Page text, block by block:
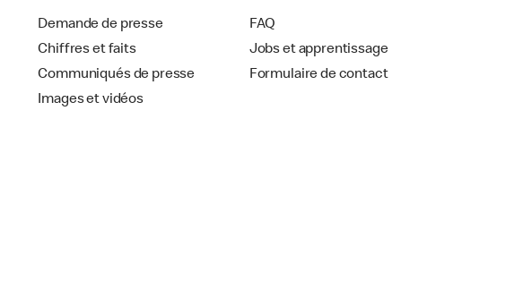
Demande de presse
Chiffres et faits
Communiqués de presse
Images et vidéos
FAQ
Jobs et apprentissage
Formulaire de contact